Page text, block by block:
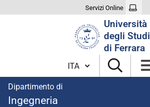
Servizi Online
Università
degli Studi
di Ferrara
Cambia lingua
Dipartimento di
Ingegneria